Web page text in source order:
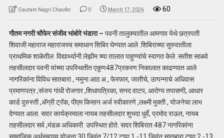
Gautam Nagri Chaufer 0 March 17, 2026 60
गौतम नगरी चौफेर संजीव भांबोरे भंडारा – पवनी तालुक्यातील आमगाव येथे छत्रपती
शिवाजी महाराज महाराजस्व समाधान शिबिर घेण्यात आले .शिबिराच्या सुरुवातीला
प्राथमिक शाळेतील विद्यार्थ्यानी लेझीम च्या तालात पाहुण्यांचे स्वागत केले .सतीश साळवे
तहसीलदार पवनी यांच्या उपस्थितीत एकूण487प्रकरण निकालात काढण्यात आले
नागरिकांना विविध सातबारा , नमुना आठ अ , फेरफार, जातीचे, उत्पन्नाचे अधिवास
प्रमाणपत्र ,संजय गांधी रोजगार ,शिधापत्रिका, सनद वाटप, आरोग्य तपासणी, आधार
कार्ड दुरुस्ती ,ॲग्री ट्रॅक, पीएम किसान अर्ज स्वीकारणे ,लक्ष्मी मुक्ती , योजनेचा लाभ
देण्यात आला. सदर कार्यक्रमाला नायब तहसीलदार शुभदा धुर्वे, प्रमोद राऊत, नायब
तहसीलदार सर्व ,मंडळ अधिकारी उपस्थित होते. सदर शिबिरात 487 नागरिकांना
सामाजिक अर्थसहाय्य योजना 30,जिवंत 7/12 टप्पा 1 -11,जिवंत सातबारा टप्पा 2 -13